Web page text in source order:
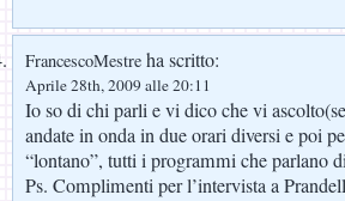
FrancescoMestre ha scritto:
Aprile 28th, 2009 alle 20:11
Io so di chi parli e vi dico che vi
andate in onda in due orari diversi e poi
“lontano”, tutti i programmi che parlano
Ps. Complimenti per l’intervista a